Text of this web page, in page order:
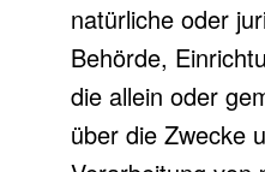
natürliche oder
Behörde,
die allein oder
über die Zwecke